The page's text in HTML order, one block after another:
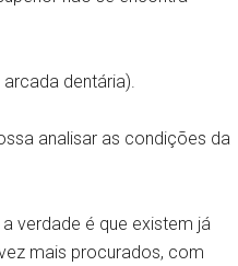
dentária).
analisar as condições da
verdade é que existem já
mais procurados, com